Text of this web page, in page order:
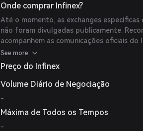
Onde comprar Infinex?
Até o momento, as exchanges
não foram divulgadas publicamente.
acompanhem as comunicações oficiais
disponibilidade e plataformas de
See more
Preço do Infinex
Volume Diário de Negociação
-
Máxima de Todos os Tempos
-